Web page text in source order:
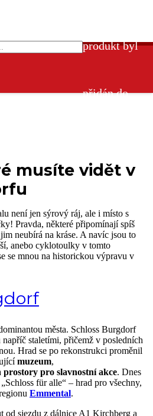
produkt byl
přidán do
musíte vidět v
není jen sýrový ráj, ale i místo s
Pravda, některé připomínají spíš
neubírá na kráse. A navíc jsou to
anebo cyklotoulky v tomto
se mnou na historickou výpravu v
města. Schloss Burgdorf
staletími, přičemž v posledních
Hrad se po rekonstrukci proměnil
muzeum,
prostory pro slavnostní akce. Dnes
für alle“ – hrad pro všechny,
Emmental.
od sjezdu z dálnice A1 Kirchberg a